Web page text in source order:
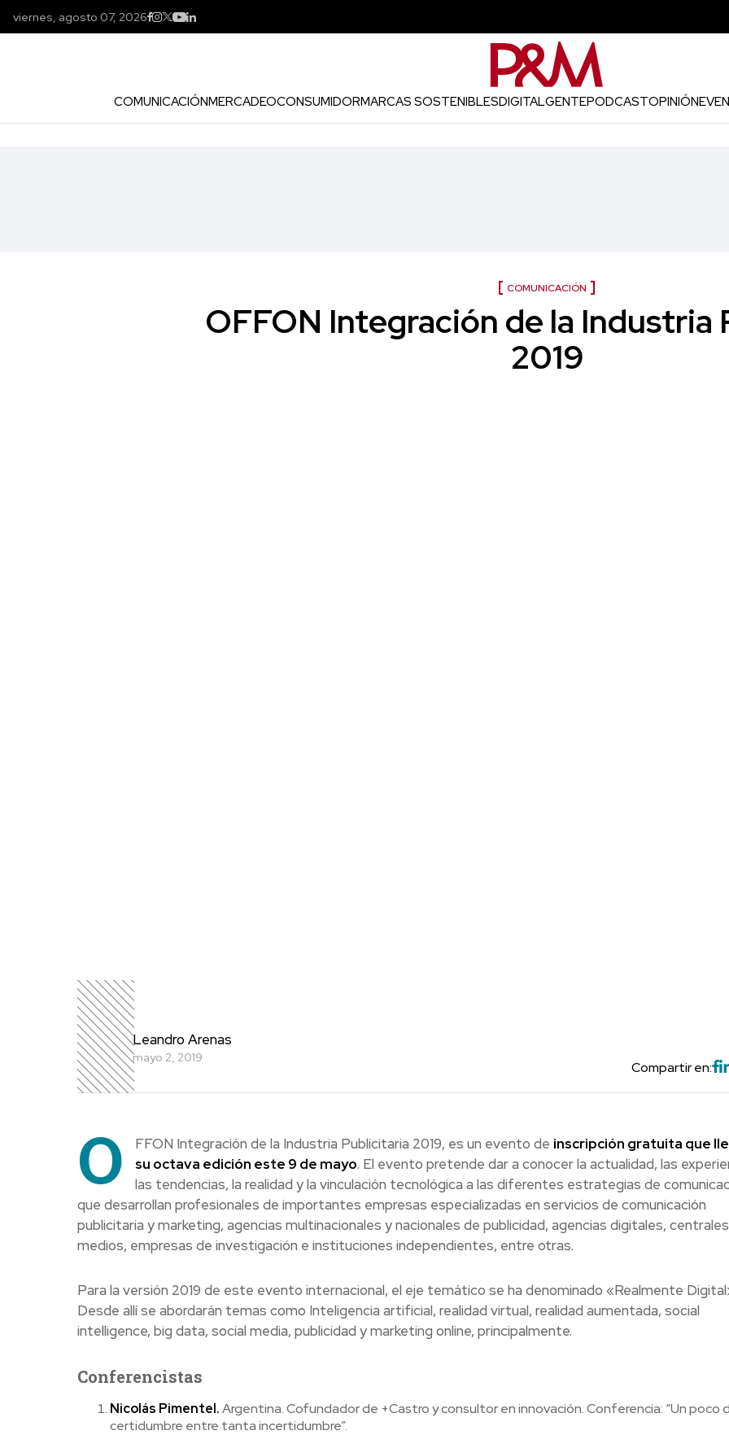
viernes, agosto 07, 2026
COMUNICACIÓNMERCADEOCONSUMIDORMARCAS SOSTENIBLESDIGITALGENTEPODCASTOPINIÓN
COMUNICACIÓN
OFFON Integración de la Industria
2019
Leandro Arenas
mayo 2, 2019
Compartir en:
O FFON Integración de la Industria Publicitaria 2019, es un evento de inscripción gratuita que
su octava edición este 9 de mayo. El evento pretende dar a conocer la actualidad, las
las tendencias, la realidad y la vinculación tecnológica a las diferentes estrategias de
que desarrollan profesionales de importantes empresas especializadas en servicios de comunicación
publicitaria y marketing, agencias multinacionales y nacionales de publicidad, agencias digitales,
medios, empresas de investigación e instituciones independientes, entre otras.
Para la versión 2019 de este evento internacional, el eje temático se ha denominado «Realmente
Desde allí se abordarán temas como Inteligencia artificial, realidad virtual, realidad aumentada, social
intelligence, big data, social media, publicidad y marketing online, principalmente.
Conferencistas
Nicolás Pimentel.Argentina.Cofundador de +Castro y consultor en innovación.Conferencia: “Un poco
certidumbre entre tanta incertidumbre”.